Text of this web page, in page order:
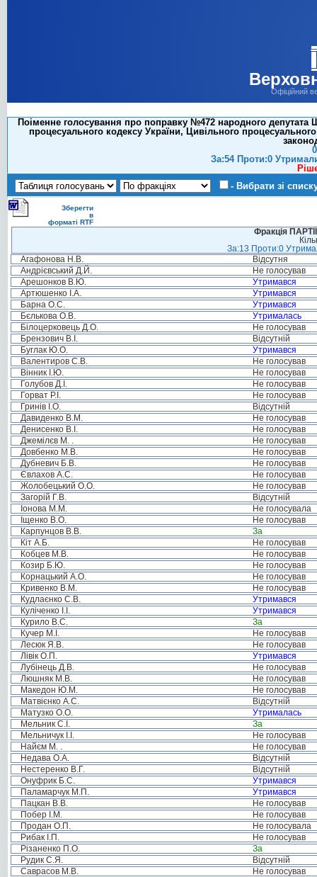
Офіційний
Поіменне голосування про поправку №472 народного депутата
процесуального кодексу України, Цивільного
За:54 Проти:0
- Вибрати зі
Зберегти
в
форматі RTF
Фракція
За:13 Проти:0
Агафонова Н.В.
Відсутня
Андрієвський Д.Й.
Не голосував
Арешонков В.Ю.
Утримався
Артюшенко І.А.
Утримався
Барна О.С.
Утримався
Бєлькова О.В.
Утрималась
Білоцерковець Д.О.
Не голосував
Брензович В.І.
Відсутній
Буглак Ю.О.
Утримався
Валентиров С.В.
Не голосував
Вінник І.Ю.
Не голосував
Голубов Д.І.
Не голосував
Горват Р.І.
Не голосував
Гринів І.О.
Відсутній
Давиденко В.М.
Не голосував
Денисенко В.І.
Не голосував
Джемілєв М. .
Не голосував
Довбенко М.В.
Не голосував
Дубневич Б.В.
Не голосував
Євлахов А.С.
Не голосував
Жолобецький О.О.
Не голосував
Загорій Г.В.
Відсутній
Іонова М.М.
Не голосувала
Іщенко В.О.
Не голосував
Карпунцов В.В.
За
Кіт А.Б.
Не голосував
Кобцев М.В.
Не голосував
Козир Б.Ю.
Не голосував
Корнацький А.О.
Не голосував
Кривенко В.М.
Не голосував
Кудлаєнко С.В.
Утримався
Куліченко І.І.
Утримався
Курило В.С.
За
Кучер М.І.
Не голосував
Лесюк Я.В.
Не голосував
Лівік О.П.
Утримався
Лубінець Д.В.
Не голосував
Люшняк М.В.
Не голосував
Македон Ю.М.
Не голосував
Матвієнко А.С.
Відсутній
Матузко О.О.
Утрималась
Мельник С.І.
За
Мельничук І.І.
Не голосував
Найєм М. .
Не голосував
Недава О.А.
Відсутній
Нестеренко В.Г.
Відсутній
Онуфрик Б.С.
Утримався
Паламарчук М.П.
Утримався
Пацкан В.В.
Не голосував
Побер І.М.
Не голосував
Продан О.П.
Не голосувала
Рибак І.П.
Не голосував
Різаненко П.О.
За
Рудик С.Я.
Відсутній
Саврасов М.В.
Не голосував